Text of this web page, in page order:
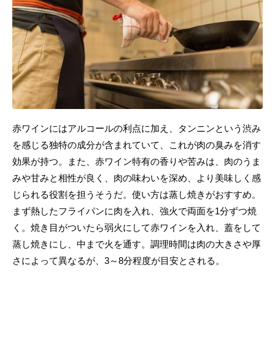
赤ワインにはアルコールの利点に加え、タンニンという渋み
を感じる独特の成分が含まれていて、これが肉の臭みを消す
効果が持つ。また、赤ワイン特有の香りや苦みは、肉のうま
みや甘みと相性が良く、肉の味わいを深め、より美味しく感
じられる役割を担うそうだ。使い方は蒸し焼きがおすすめ。
まず熱したフライパンに肉を入れ、強火で両面を1分ずつ焼
く。焼き目がついたら弱火にして赤ワインを入れ、蓋をして
蒸し焼きにし、中まで火を通す。調理時間は肉の大きさや厚
さによって異なるが、3～8分程度が目安とされる。